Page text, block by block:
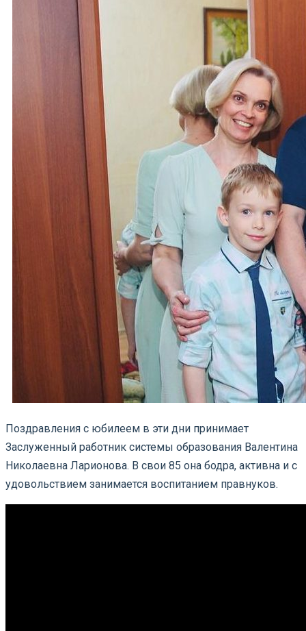
Поздравления с юбилеем в эти дни принимает
Заслуженный работник системы образования Валентина
Николаевна Ларионова. В свои 85 она бодра, активна и с
удовольствием занимается воспитанием правнуков.